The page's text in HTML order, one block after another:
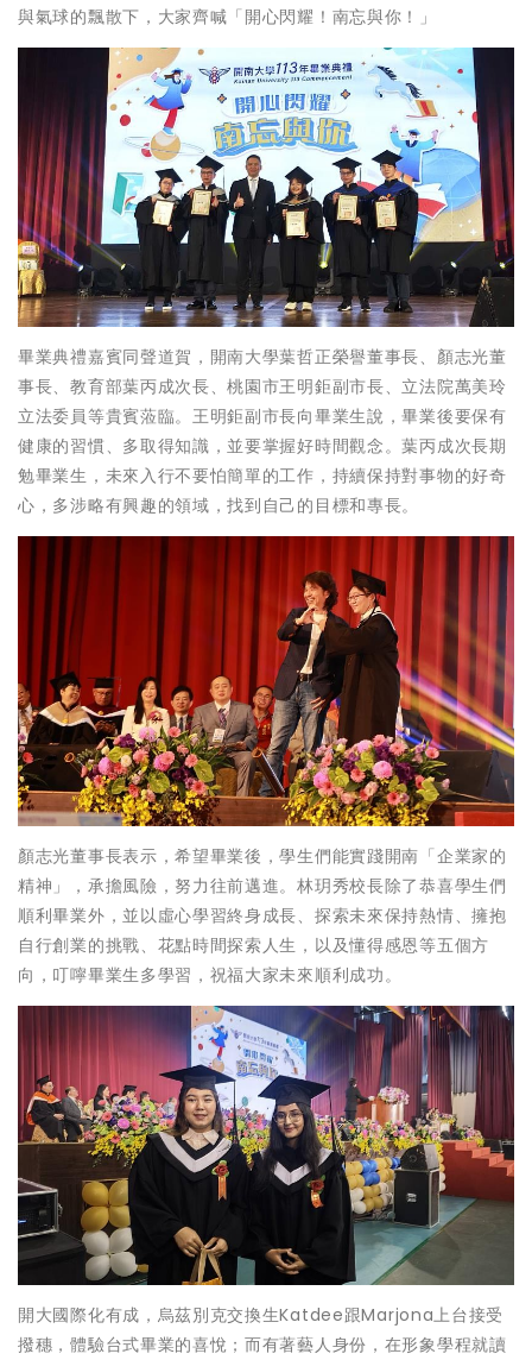
與氣球的飄散下，大家齊喊「開心閃耀！南忘與你！」
畢業典禮嘉賓同聲道賀，開南大學葉哲正榮譽董事長、顏志光董
事長、教育部葉丙成次長、桃園市王明鉅副市長、立法院萬美玲
立法委員等貴賓蒞臨。王明鉅副市長向畢業生說，畢業後要保有
健康的習慣、多取得知識，並要掌握好時間觀念。葉丙成次長期
勉畢業生，未來入行不要怕簡單的工作，持續保持對事物的好奇
心，多涉略有興趣的領域，找到自己的目標和專長。
顏志光董事長表示，希望畢業後，學生們能實踐開南「企業家的
精神」，承擔風險，努力往前邁進。林玥秀校長除了恭喜學生們
順利畢業外，並以虛心學習終身成長、探索未來保持熱情、擁抱
自行創業的挑戰、花點時間探索人生，以及懂得感恩等五個方
向，叮嚀畢業生多學習，祝福大家未來順利成功。
開大國際化有成，烏茲別克交換生Katdee跟Marjona上台接受
撥穗，體驗台式畢業的喜悅；而有著藝人身份，在形象學程就讀